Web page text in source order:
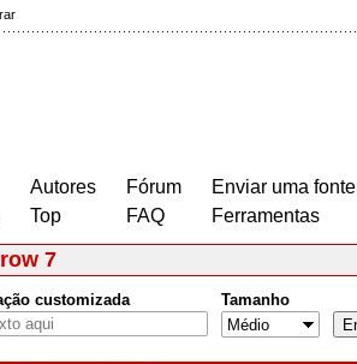
Autores
Top
Fórum
FAQ
Enviar uma fonte
Ferramentas
7
customizada Tamanho